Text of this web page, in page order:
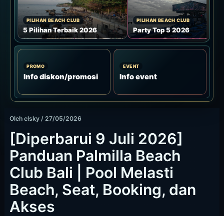
PILIHAN BEACH CLUB
5 Pilihan Terbaik 2026
PILIHAN BEACH CLUB
Party Top 5 2026
PROMO
Info diskon/promosi
EVENT
Info event
Oleh elsky / 27/05/2026
[Diperbarui 9 Juli 2026]
Panduan Palmilla Beach
Club Bali | Pool Melasti
Beach, Seat, Booking, dan
Akses